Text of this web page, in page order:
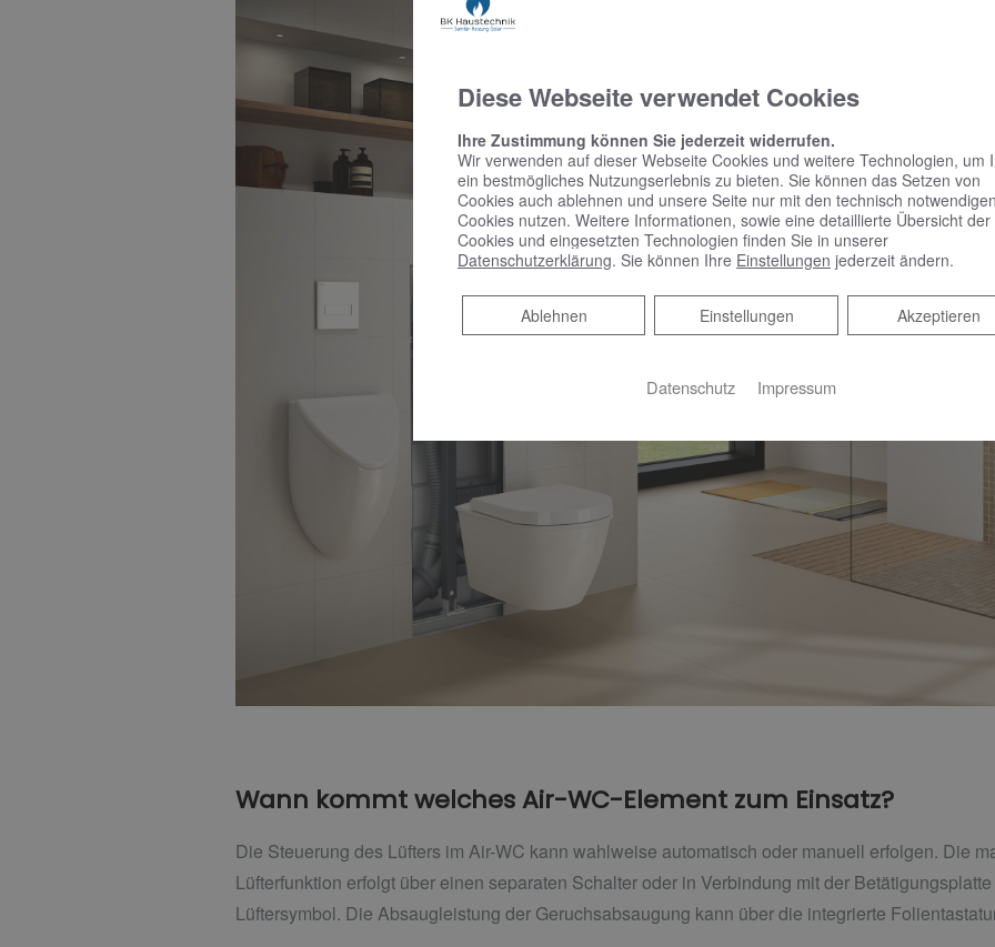
Wann kommt welches Air-WC-Element zum Einsatz?
Die Steuerung des Lüfters im Air-WC kann wahlweise automatisch oder manuell erfolgen. Die
Lüfterfunktion erfolgt über einen separaten Schalter oder in Verbindung mit der
Lüftersymbol. Die Absaugleistung der Geruchsabsaugung kann über die integrierte
Diese Webseite verwendet Cookies
Ihre Zustimmung können Sie jederzeit widerrufen.
Wir verwenden auf dieser Webseite Cookies und weitere Technologien, um
ein bestmögliches Nutzungserlebnis zu bieten. Sie können das Setzen von
Cookies auch ablehnen und unsere Seite nur mit den technisch
Cookies nutzen. Weitere Informationen, sowie eine detaillierte Übersicht der
Cookies und eingesetzten Technologien finden Sie in unserer
Datenschutzerklärung. Sie können Ihre Einstellungen jederzeit ändern.
Akzeptieren
Einstellungen
Ablehnen
Ablehnen
Datenschutz Impressum